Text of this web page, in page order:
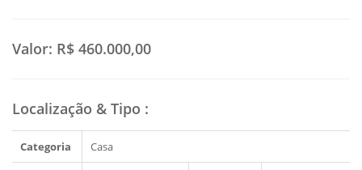
Valor: R$ 460.000,00
Localização & Tipo :
Categoria Casa